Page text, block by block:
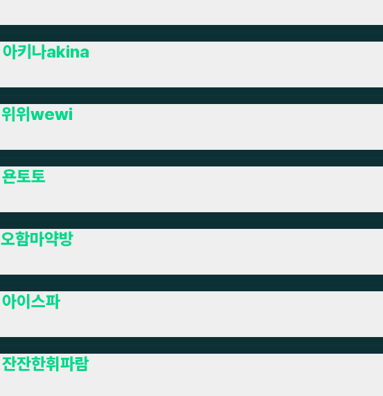
아키나akina
위위wewi
욘토토
오함마약방
아이스파
잔잔한휘파람